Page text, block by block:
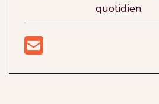
quotidien.